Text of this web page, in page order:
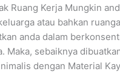
Ruang Kerja Mungkin
atau bahkan
anda dalam
Maka, sebaiknya
dengan Material